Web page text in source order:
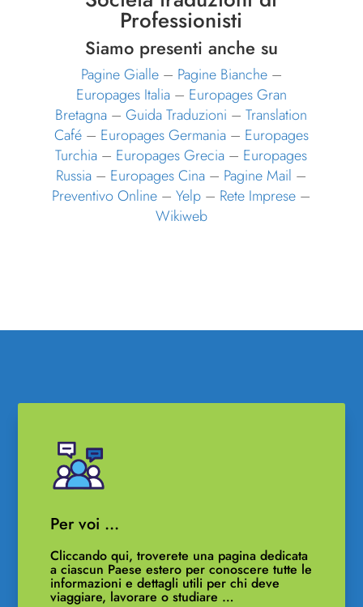
Professionisti
Siamo presenti anche su
Pagine Gialle– Pagine Bianche–
Europages Italia– Europages Gran
Bretagna –Guida Traduzioni –Translation
Café– Europages Germania– Europages
Turchia – Europages Grecia – Europages
Russia – Europages Cina – Pagine Mail –
Preventivo Online –Yelp – Rete Imprese –
Wikiweb
Per voi …
Cliccando qui, troverete una pagina dedicata
a ciascun Paese estero per conoscere tutte le
informazioni e dettagli utili per chi deve
viaggiare, lavorare o studiare …